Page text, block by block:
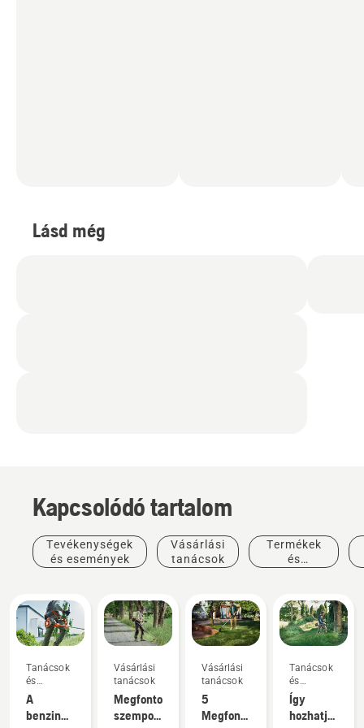
Lásd még
Kapcsolódó tartalom
Tevékenységek
és események
Vásárlási
tanácsok
Termékek
és
Tanácsok
és
útmutatók
A
benzinmotoros
Vásárlási
tanácsok
Megfontolandó
szempontok
Vásárlási
tanácsok
5
Megfontolandó
Tanácsok
és
útmutatók
Így
hozhatja